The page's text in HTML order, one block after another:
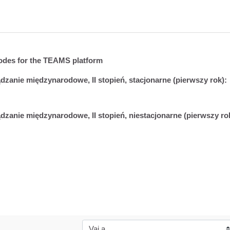
for the TEAMS platform
międzynarodowe, II stopień, stacjonarne (pierwszy rok):
międzynarodowe, II stopień, niestacjonarne (pierwszy